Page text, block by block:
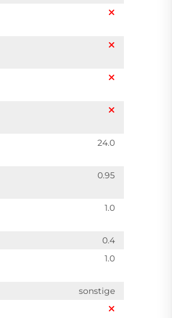
24.0
0.95
1.0
0.4
1.0
sonstige